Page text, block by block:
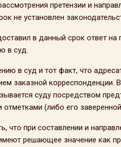
претензии и
не установлен
в данный срок ответ на
в суд.
в суд и тот факт, что
заказной корреспонденции.
суду посредством
(либо его
что при составлении и
решающее значение как